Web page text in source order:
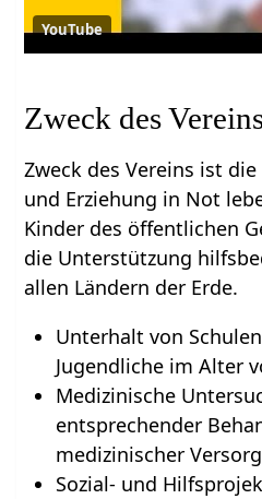
YouTube
Zweck des
Zweck des Vereins ist
und Erziehung in Not
Kinder des öffentlichen
die Unterstützung
allen Ländern der Erde.
Unterhalt von
Jugendliche im Alter
Medizinische
entsprechender
medizinischer
Sozial- und